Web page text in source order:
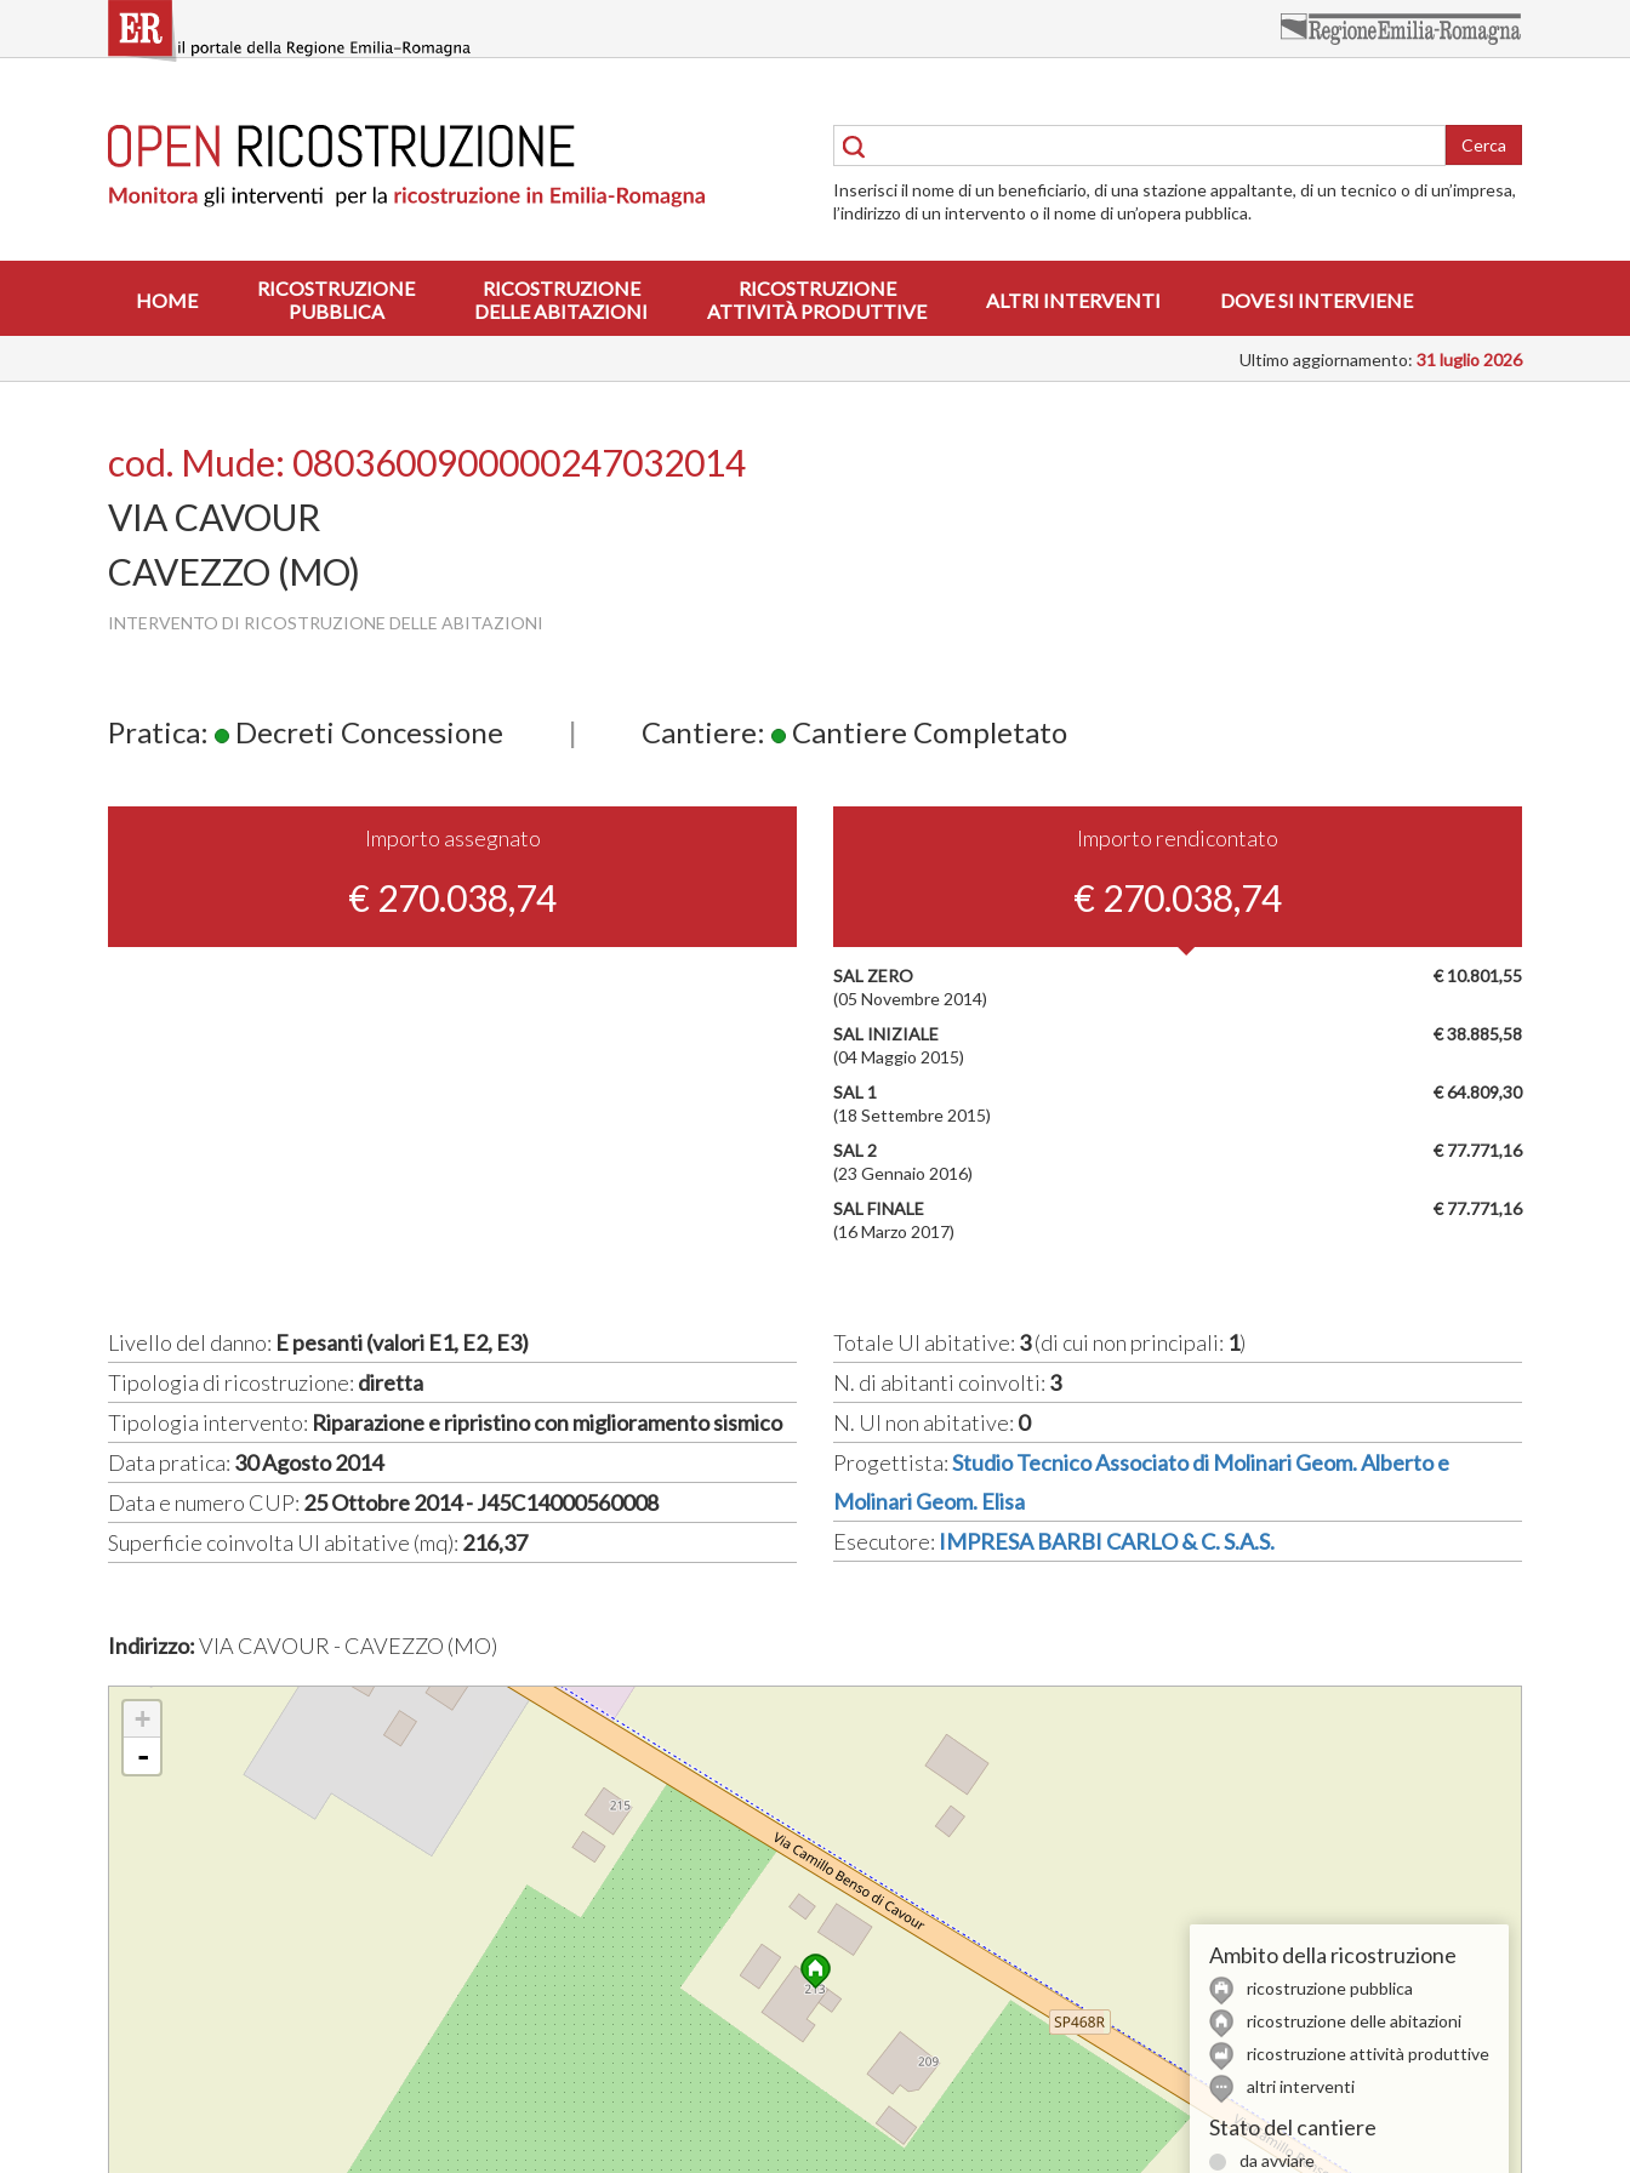
contenuto
RICOSTRUZIONE
PUBBLICA
ABITAZIONI
RICOSTRUZIONE
ATTIVITÀ
INTERVIENE
Cerca
Inserisci il nome di un beneficiario, di una stazione appaltante, di un tecnico o di un’impresa,
l’indirizzo di un intervento o il nome di un’opera pubblica.
HOME
RICOSTRUZIONE
PUBBLICA
RICOSTRUZIONE
DELLE ABITAZIONI
RICOSTRUZIONE
ATTIVITÀ PRODUTTIVE
ALTRI INTERVENTI DOVE SI INTERVIENE
Ultimo aggiornamento: 31 luglio 2026
cod. Mude: 0803600900000247032014
VIA CAVOUR
CAVEZZO (MO)
INTERVENTO DI RICOSTRUZIONE DELLE ABITAZIONI
Pratica: Decreti Concessione | Cantiere: Cantiere Completato
Importo assegnato
€ 270.038,74
Importo rendicontato
€ 270.038,74
€ 10.801,55
SAL ZERO
(05 Novembre 2014)
€ 38.885,58
SAL INIZIALE
(04 Maggio 2015)
€ 64.809,30
SAL 1
(18 Settembre 2015)
€ 77.771,16
SAL 2
(23 Gennaio 2016)
€ 77.771,16
SAL FINALE
(16 Marzo 2017)
Livello del danno: E pesanti (valori E1, E2, E3)
Tipologia di ricostruzione: diretta
Tipologia intervento: Riparazione e ripristino con miglioramento sismico
Data pratica: 30 Agosto 2014
Data e numero CUP: 25 Ottobre 2014 - J45C14000560008
Superficie coinvolta UI abitative (mq): 216,37
Totale UI abitative: 3(di cui non principali: 1)
N. di abitanti coinvolti: 3
N. UI non abitative: 0
Progettista:Studio Tecnico Associato di Molinari Geom. Alberto e
Molinari Geom. Elisa
Esecutore: IMPRESA BARBI CARLO & C. S.A.S.
Indirizzo:VIA CAVOUR - CAVEZZO (MO)
+
-
Ambito della ricostruzione
ricostruzione pubblica
ricostruzione delle abitazioni
ricostruzione attività produttive
altri interventi
Stato del cantiere
da avviare